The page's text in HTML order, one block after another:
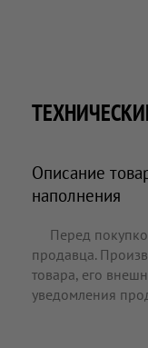
Описание
наполнения
Перед
продавца.
товара, его
уведомления